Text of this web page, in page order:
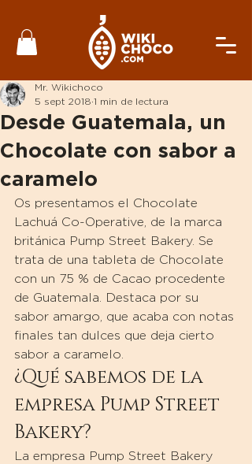
Desde Guatemala, un
Chocolate con sabor a
caramelo
Mr. Wikichoco
5 sept 2018 1 min de lectura
Os presentamos el Chocolate
Lachuá Co-Operative, de la marca
británica Pump Street Bakery. Se
trata de una tableta de Chocolate
con un 75 % de Cacao procedente
de Guatemala. Destaca por su
sabor amargo, que acaba con notas
finales tan dulces que deja cierto
sabor a caramelo.
¿Qué sabemos de la
empresa Pump Street
Bakery?
La empresa Pump Street Bakery